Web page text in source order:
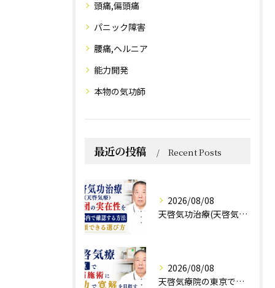
頭痛,偏頭痛
パニック障害
腰痛,ヘルニア
能力開発
本物の気功師
最近の投稿 Recent Posts
2026/08/08
天啓気功治療(天啓気療)と財団の実在性を東京都内で確認する方法と信頼できる選び方
2026/08/08
天啓気療院の東京で難病施術に気功で寛解を目指すクンダリニーチャクラ覚醒法